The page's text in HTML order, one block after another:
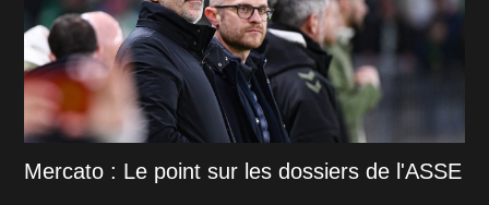
Mercato : Le point sur les dossiers de l'ASSE